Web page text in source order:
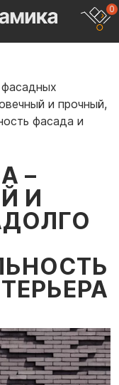
0
и прочный,
фасада и
–
И